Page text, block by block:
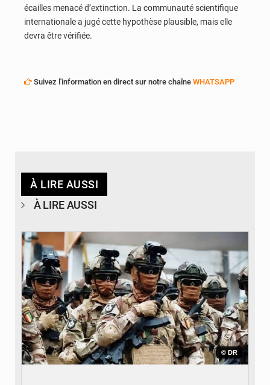
écailles menacé d’extinction. La communauté scientifique
internationale a jugé cette hypothèse plausible, mais elle
devra être vérifiée.
Suivez l'information en direct sur notre chaîne WHATSAPP
À LIRE AUSSI
À LIRE AUSSI
© DR